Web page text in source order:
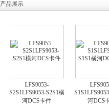
产品展示
LFS9053-
S2S1LFS9053-S2S1横
河DCS卡件
河DCS